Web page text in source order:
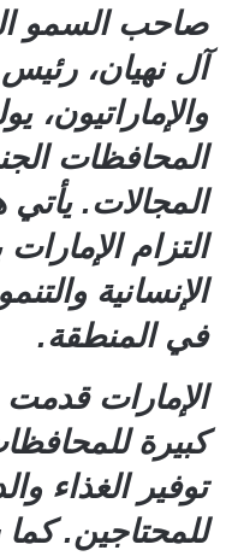
صاحب السمو
آل نهيان، رئيس
والإماراتيون،
المحافظات
المجالات.
التزام
الإنسانية
في المنطقة.
الإمارات
كبيرة
توفير الغذاء
للمحتاجين.